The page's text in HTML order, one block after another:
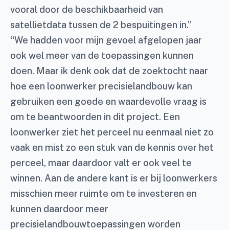
vooral door de beschikbaarheid van
satellietdata tussen de 2 bespuitingen in.”
“We hadden voor mijn gevoel afgelopen jaar
ook wel meer van de toepassingen kunnen
doen. Maar ik denk ook dat de zoektocht naar
hoe een loonwerker precisielandbouw kan
gebruiken een goede en waardevolle vraag is
om te beantwoorden in dit project. Een
loonwerker ziet het perceel nu eenmaal niet zo
vaak en mist zo een stuk van de kennis over het
perceel, maar daardoor valt er ook veel te
winnen. Aan de andere kant is er bij loonwerkers
misschien meer ruimte om te investeren en
kunnen daardoor meer
precisielandbouwtoepassingen worden